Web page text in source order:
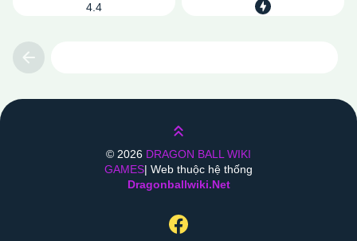
4.4
Lên trên
© 2026 DRAGON BALL WIKI
GAMES| Web thuộc hệ thống
Dragonballwiki.net